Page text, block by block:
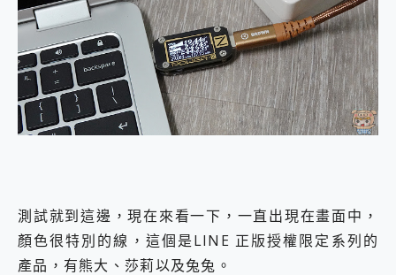
測試就到這邊，現在來看一下，一直出現在畫面中，
顏色很特別的線，這個是LINE 正版授權限定系列的
產品，有熊大、莎莉以及兔兔。